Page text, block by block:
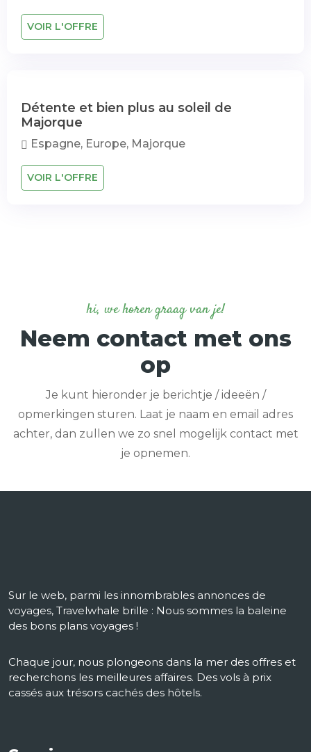
VOIR L'OFFRE
Détente et bien plus au soleil de
Majorque
Espagne, Europe, Majorque
VOIR L'OFFRE
hi, we horen graag van je!
Neem contact met ons
op
Je kunt hieronder je berichtje / ideeën /
opmerkingen sturen. Laat je naam en email adres
achter, dan zullen we zo snel mogelijk contact met
je opnemen.
Sur le web, parmi les innombrables annonces de
voyages, Travelwhale brille : Nous sommes la baleine
des bons plans voyages !
Chaque jour, nous plongeons dans la mer des offres et
recherchons les meilleures affaires. Des vols à prix
cassés aux trésors cachés des hôtels.